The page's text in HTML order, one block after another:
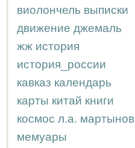
виолончель выписки
движение джемаль
жж история
история_россии
кавказ календарь
карты китай книги
космос л.а. мартынов
мемуары